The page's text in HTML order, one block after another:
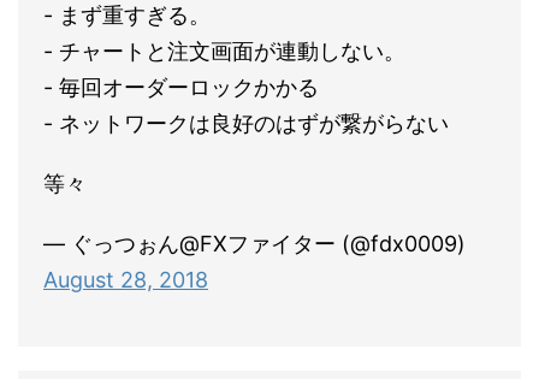
- まず重すぎる。
- チャートと注文画面が連動しない。
- 毎回オーダーロックかかる
- ネットワークは良好のはずが繋がらない
等々
— ぐっつぉん@FXファイター (@fdx0009)
August 28, 2018